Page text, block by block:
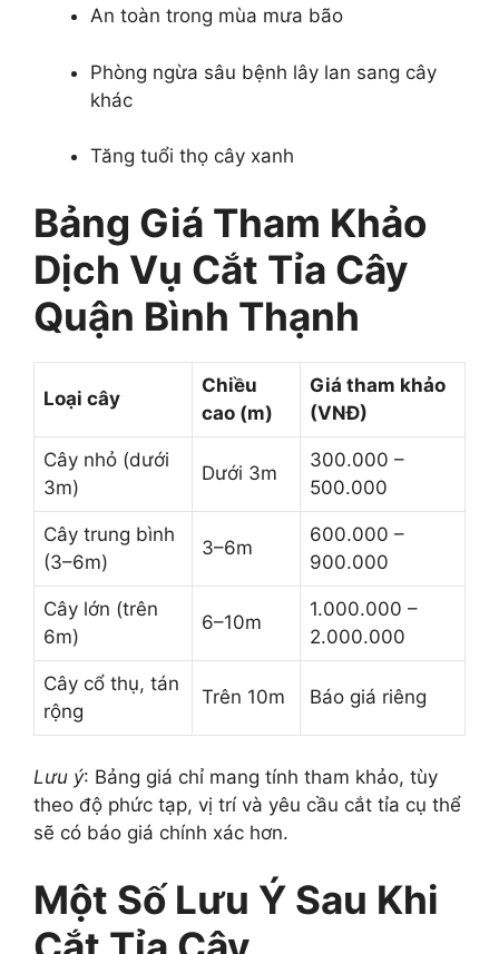
An toàn trong mùa mưa bão
Phòng ngừa sâu bệnh lây lan sang cây
khác
Tăng tuổi thọ cây xanh
Bảng Giá Tham Khảo
Dịch Vụ Cắt Tỉa Cây
Quận Bình Thạnh
Loại cây
Chiều
cao (m)
Giá tham khảo
(VNĐ)
Cây nhỏ (dưới
3m)
Dưới 3m
300.000 –
500.000
Cây trung bình
(3–6m)
3–6m
600.000 –
900.000
Cây lớn (trên
6m)
6–10m
1.000.000 –
2.000.000
Cây cổ thụ, tán
rộng
Trên 10m Báo giá riêng
Lưu ý: Bảng giá chỉ mang tính tham khảo, tùy
theo độ phức tạp, vị trí và yêu cầu cắt tỉa cụ thể
sẽ có báo giá chính xác hơn.
Một Số Lưu Ý Sau Khi